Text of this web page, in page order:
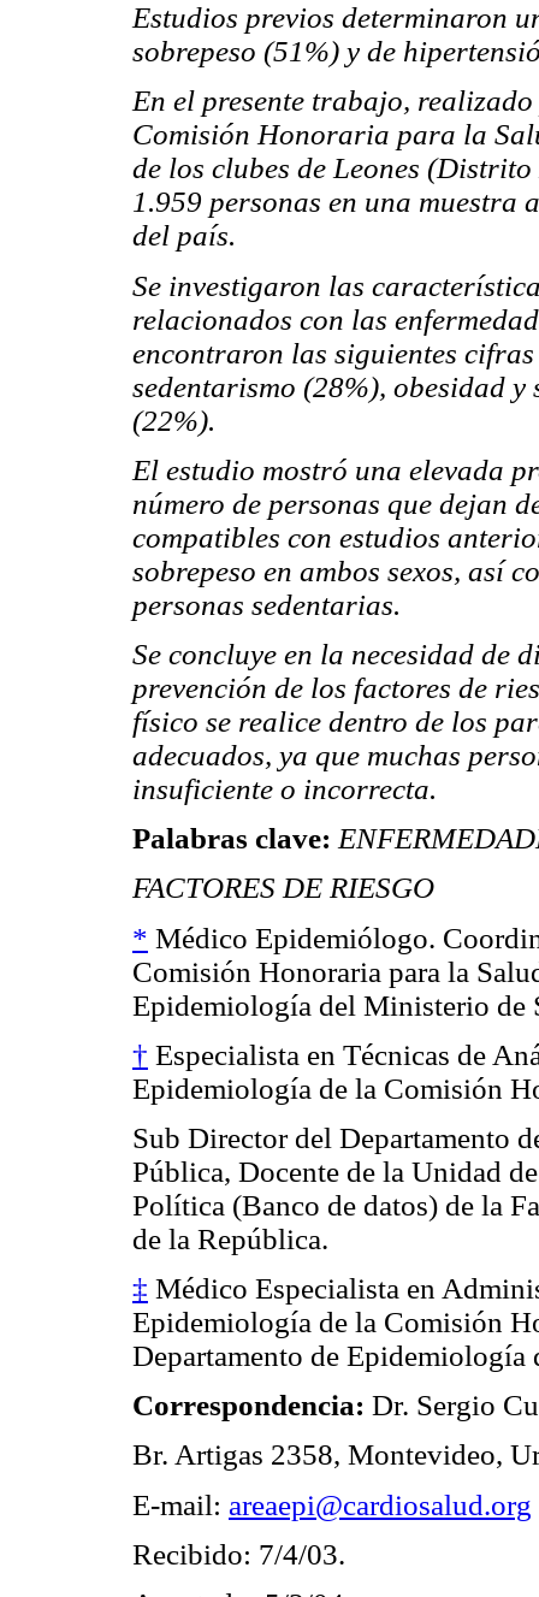
Estudios previos determinaron
sobrepeso (51%) y de
En el presente trabajo,
Comisión Honoraria para la
de los clubes de Leones
1.959 personas en una
del país.
Se investigaron las
relacionados con las
encontraron las siguientes
sedentarismo (28%), obesidad
(22%).
El estudio mostró una elevada
número de personas que dejan
compatibles con estudios
sobrepeso en ambos sexos, así
personas sedentarias.
Se concluye en la necesidad de
prevención de los factores de
físico se realice dentro de los
adecuados, ya que muchas
insuficiente o incorrecta.
Palabras clave:
FACTORES DE RIESGO
* Médico Epidemiólogo.
Comisión Honoraria para la
Epidemiología del Ministerio de
† Especialista en Técnicas de
Epidemiología de la Comisión
Sub Director del Departamento
Pública, Docente de la Unidad
Política (Banco de datos) de la
de la República.
‡ Médico Especialista en
Epidemiología de la Comisión
Departamento de
Correspondencia: Dr. Sergio
Br. Artigas 2358, Montevideo,
E-mail: areaepi@cardiosalud.org
Recibido: 7/4/03.